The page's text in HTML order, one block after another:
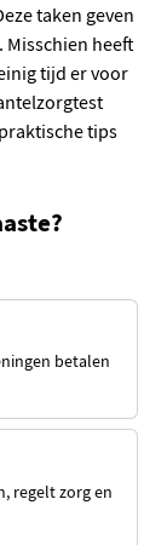
taken geven
Misschien heeft
tijd er voor
tips
betalen
regelt zorg en